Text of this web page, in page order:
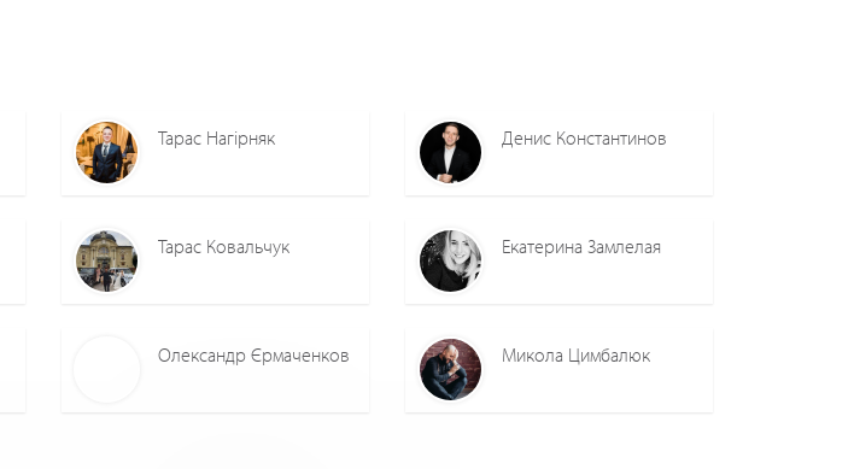
Тарас Нагірняк Денис Константинов
Тарас Ковальчук Екатерина Замлелая
Олександр Єрмаченков Микола Цимбалюк